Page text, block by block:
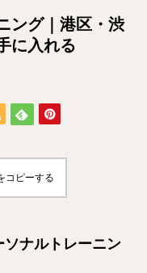
ング｜港区・渋
に入れる
コピーする
ナルトレーニン